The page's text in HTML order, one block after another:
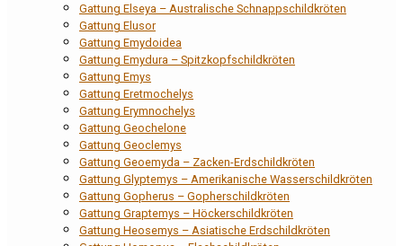
Gattung Elseya – Australische Schnappschildkröten
Gattung Elusor
Gattung Emydoidea
Gattung Emydura – Spitzkopfschildkröten
Gattung Emys
Gattung Eretmochelys
Gattung Erymnochelys
Gattung Geochelone
Gattung Geoclemys
Gattung Geoemyda – Zacken-Erdschildkröten
Gattung Glyptemys – Amerikanische Wasserschildkröten
Gattung Gopherus – Gopherschildkröten
Gattung Graptemys – Höckerschildkröten
Gattung Heosemys – Asiatische Erdschildkröten